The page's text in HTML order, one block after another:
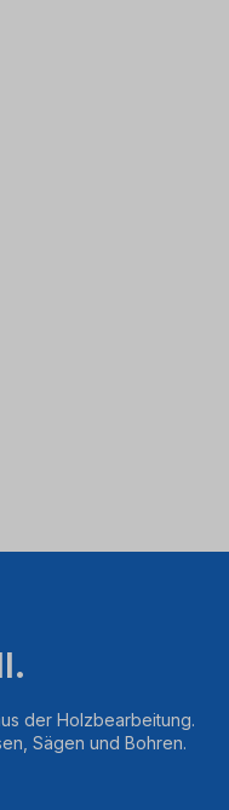
der Holzbearbeitung.
Sägen und Bohren.